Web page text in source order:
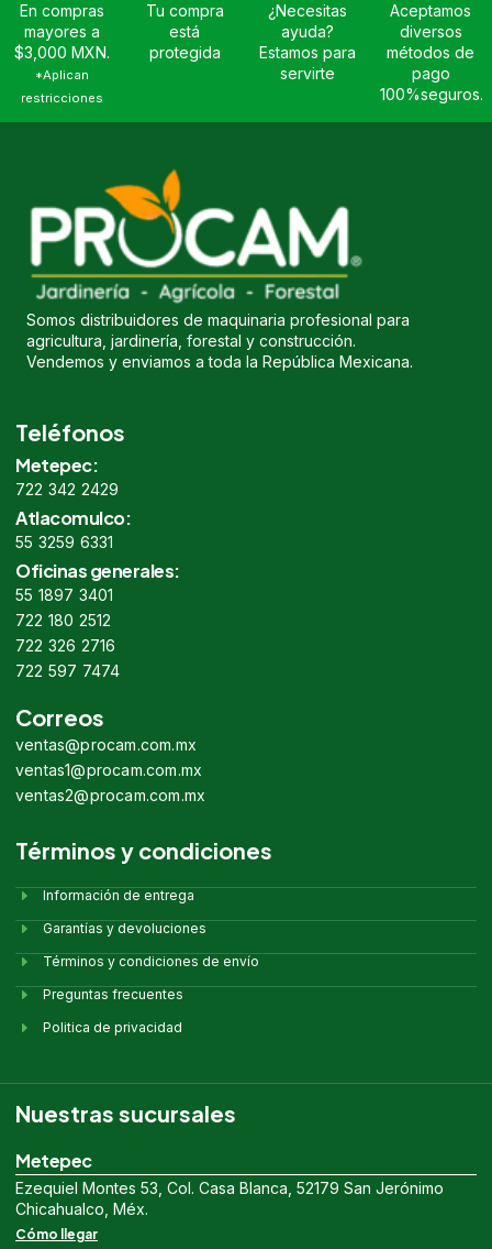
En compras
mayores a
$3,000 MXN.
*Aplican
restricciones
Tu compra
está
protegida
¿Necesitas
ayuda?
Estamos para
servirte
Aceptamos
diversos
métodos de
pago
100%seguros.
Somos distribuidores de maquinaria profesional para
agricultura, jardinería, forestal y construcción.
Vendemos y enviamos a toda la República Mexicana.
Teléfonos
Metepec:
722 342 2429
Atlacomulco:
55 3259 6331
Oficinas generales:
55 1897 3401
722 180 2512
722 326 2716
722 597 7474
Correos
ventas@procam.com.mx
ventas1@procam.com.mx
ventas2@procam.com.mx
Términos y condiciones
Información de entrega
Garantías y devoluciones
Términos y condiciones de envío
Preguntas frecuentes
Politica de privacidad
Nuestras sucursales
Metepec
Ezequiel Montes 53, Col. Casa Blanca, 52179 San Jerónimo
Chicahualco, Méx.
Cómo llegar